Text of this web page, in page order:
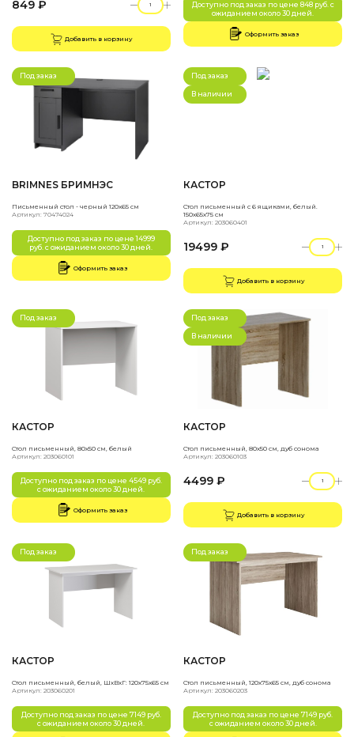
849 ₽
Добавить в корзину
Доступно под заказ по цене 848 руб. с
ожиданием около 30 дней.
Оформить заказ
Под заказ
BRIMNES БРИМНЭС
Письменный стол - черный 120x65 см
Артикул: 70474024
Доступно под заказ по цене 14999
руб. с ожиданием около 30 дней.
Оформить заказ
Под заказ
В наличии
КАСТОР
Стол письменный с 6 ящиками, белый.
150х65х75 см
Артикул: 203060401
19499 ₽
Добавить в корзину
Под заказ
КАСТОР
Стол письменный, 80х50 см, белый
Артикул: 203060101
Доступно под заказ по цене 4549 руб.
с ожиданием около 30 дней.
Оформить заказ
Под заказ
В наличии
КАСТОР
Стол письменный, 80х50 см, дуб сонома
Артикул: 203060103
4499 ₽
Добавить в корзину
Под заказ
КАСТОР
Стол письменный, белый, ШхВхГ: 120х75х65 см
Артикул: 203060201
Доступно под заказ по цене 7149 руб.
с ожиданием около 30 дней.
Под заказ
КАСТОР
Стол письменный, 120х75х65 см, дуб сонома
Артикул: 203060203
Доступно под заказ по цене 7149 руб.
с ожиданием около 30 дней.